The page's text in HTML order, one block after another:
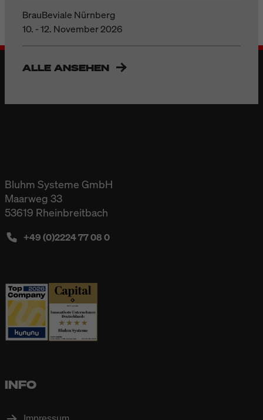
BrauBeviale Nürnberg
10. - 12. November 2026
ALLE ANSEHEN
Bluhm Systeme GmbH
Maarweg 33
53619 Rheinbreitbach
+49 (0)2224 77 08 0
INFO